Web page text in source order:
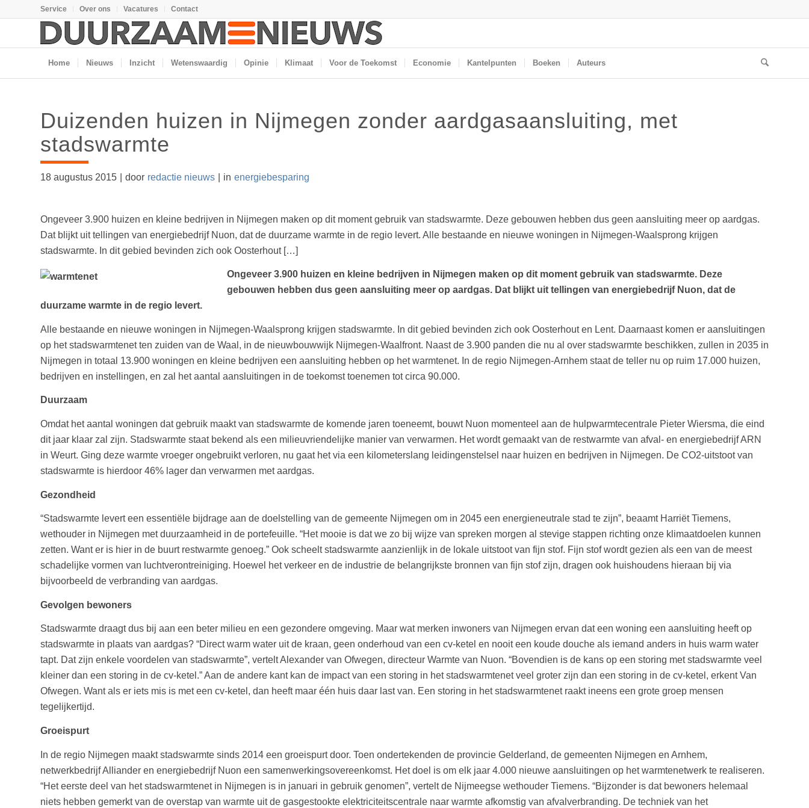
Service Over ons Vacatures Contact
Home Nieuws Inzicht Wetenswaardig Opinie Klimaat Voor de Toekomst Economie Kantelpunten Boeken Auteurs
Duizenden huizen in Nijmegen zonder aardgasaansluiting, met
stadswarmte
18 augustus 2015 door redactie nieuws in energiebesparing
Ongeveer 3.900 huizen en kleine bedrijven in Nijmegen maken op dit moment gebruik van stadswarmte. Deze gebouwen hebben dus geen aansluiting meer op aardgas.
Dat blijkt uit tellingen van energiebedrijf Nuon, dat de duurzame warmte in de regio levert. Alle bestaande en nieuwe woningen in Nijmegen-Waalsprong krijgen
stadswarmte. In dit gebied bevinden zich ook Oosterhout […]
Ongeveer 3.900 huizen en kleine bedrijven in Nijmegen maken op dit moment gebruik van stadswarmte. Deze
gebouwen hebben dus geen aansluiting meer op aardgas. Dat blijkt uit tellingen van energiebedrijf Nuon, dat de
duurzame warmte in de regio levert.
Alle bestaande en nieuwe woningen in Nijmegen-Waalsprong krijgen stadswarmte. In dit gebied bevinden zich ook Oosterhout en Lent. Daarnaast komen er aansluitingen
op het stadswarmtenet ten zuiden van de Waal, in de nieuwbouwwijk Nijmegen-Waalfront. Naast de 3.900 panden die nu al over stadswarmte beschikken, zullen in 2035 in
Nijmegen in totaal 13.900 woningen en kleine bedrijven een aansluiting hebben op het warmtenet. In de regio Nijmegen-Arnhem staat de teller nu op ruim 17.000 huizen,
bedrijven en instellingen, en zal het aantal aansluitingen in de toekomst toenemen tot circa 90.000.
Duurzaam
Omdat het aantal woningen dat gebruik maakt van stadswarmte de komende jaren toeneemt, bouwt Nuon momenteel aan de hulpwarmtecentrale Pieter Wiersma, die eind
dit jaar klaar zal zijn. Stadswarmte staat bekend als een milieuvriendelijke manier van verwarmen. Het wordt gemaakt van de restwarmte van afval- en energiebedrijf ARN
in Weurt. Ging deze warmte vroeger ongebruikt verloren, nu gaat het via een kilometerslang leidingenstelsel naar huizen en bedrijven in Nijmegen. De CO2-uitstoot van
stadswarmte is hierdoor 46% lager dan verwarmen met aardgas.
Gezondheid
“Stadswarmte levert een essentiële bijdrage aan de doelstelling van de gemeente Nijmegen om in 2045 een energieneutrale stad te zijn”, beaamt Harriët Tiemens,
wethouder in Nijmegen met duurzaamheid in de portefeuille. “Het mooie is dat we zo bij wijze van spreken morgen al stevige stappen richting onze klimaatdoelen kunnen
zetten. Want er is hier in de buurt restwarmte genoeg.” Ook scheelt stadswarmte aanzienlijk in de lokale uitstoot van fijn stof. Fijn stof wordt gezien als een van de meest
schadelijke vormen van luchtverontreiniging. Hoewel het verkeer en de industrie de belangrijkste bronnen van fijn stof zijn, dragen ook huishoudens hieraan bij via
bijvoorbeeld de verbranding van aardgas.
Gevolgen bewoners
Stadswarmte draagt dus bij aan een beter milieu en een gezondere omgeving. Maar wat merken inwoners van Nijmegen ervan dat een woning een aansluiting heeft op
stadswarmte in plaats van aardgas? “Direct warm water uit de kraan, geen onderhoud van een cv-ketel en nooit een koude douche als iemand anders in huis warm water
tapt. Dat zijn enkele voordelen van stadswarmte”, vertelt Alexander van Ofwegen, directeur Warmte van Nuon. “Bovendien is de kans op een storing met stadswarmte veel
kleiner dan een storing in de cv-ketel.” Aan de andere kant kan de impact van een storing in het stadswarmtenet veel groter zijn dan een storing in de cv-ketel, erkent Van
Ofwegen. Want als er iets mis is met een cv-ketel, dan heeft maar één huis daar last van. Een storing in het stadswarmtenet raakt ineens een grote groep mensen
tegelijkertijd.
Groeispurt
In de regio Nijmegen maakt stadswarmte sinds 2014 een groeispurt door. Toen ondertekenden de provincie Gelderland, de gemeenten Nijmegen en Arnhem,
netwerkbedrijf Alliander en energiebedrijf Nuon een samenwerkingsovereenkomst. Het doel is om elk jaar 4.000 nieuwe aansluitingen op het warmtenetwerk te realiseren.
“Het eerste deel van het stadswarmtenet in Nijmegen is in januari in gebruik genomen”, vertelt de Nijmeegse wethouder Tiemens. “Bijzonder is dat bewoners helemaal
niets hebben gemerkt van de overstap van warmte uit de gasgestookte elektriciteitscentrale naar warmte afkomstig van afvalverbranding. De techniek van het